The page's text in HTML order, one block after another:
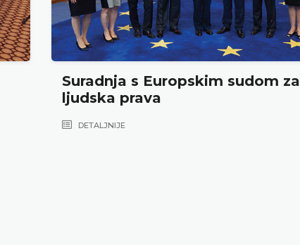
Suradnja s Europskim sudom za
ljudska prava
DETALJNIJE